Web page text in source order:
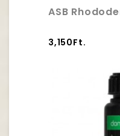
ASB
3,150Ft.